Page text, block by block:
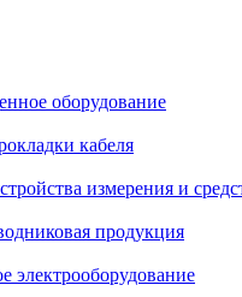
оборудование
кабеля
измерения и
продукция